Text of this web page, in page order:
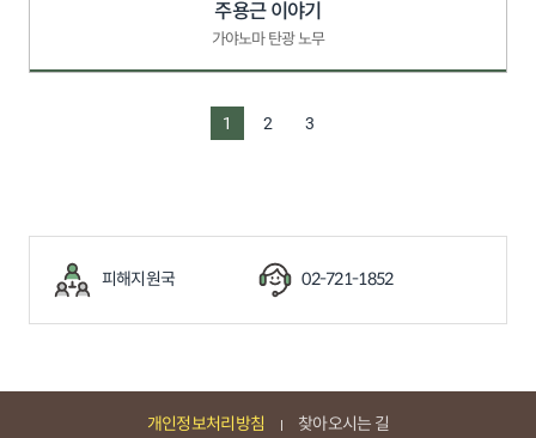
주용근 이야기
가야노마 탄광 노무
1 2 3
피해지원국 02-721-1852
개인정보처리방침 찾아오시는 길